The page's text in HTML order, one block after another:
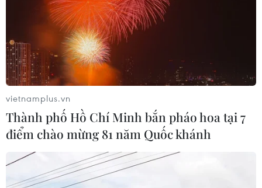
BioNTech sẽ cung cấp 100 triệu liều
vắcxin COVID-19 cho Trung Quốc
16/12/2020 07:59
Tập đoàn dược phẩm Fosun Thượng Hải cho biết hãng
dược phẩm BioNTech đã nhất trí cung cấp 100 triệu liều
vắcxin cho Trung Quốc đại lục từ năm tới nếu vắcxin
này được phê chuẩn.
vietnamplus.vn
Thành phố Hồ Chí Minh bắn pháo hoa tại 7
điểm chào mừng 81 năm Quốc khánh